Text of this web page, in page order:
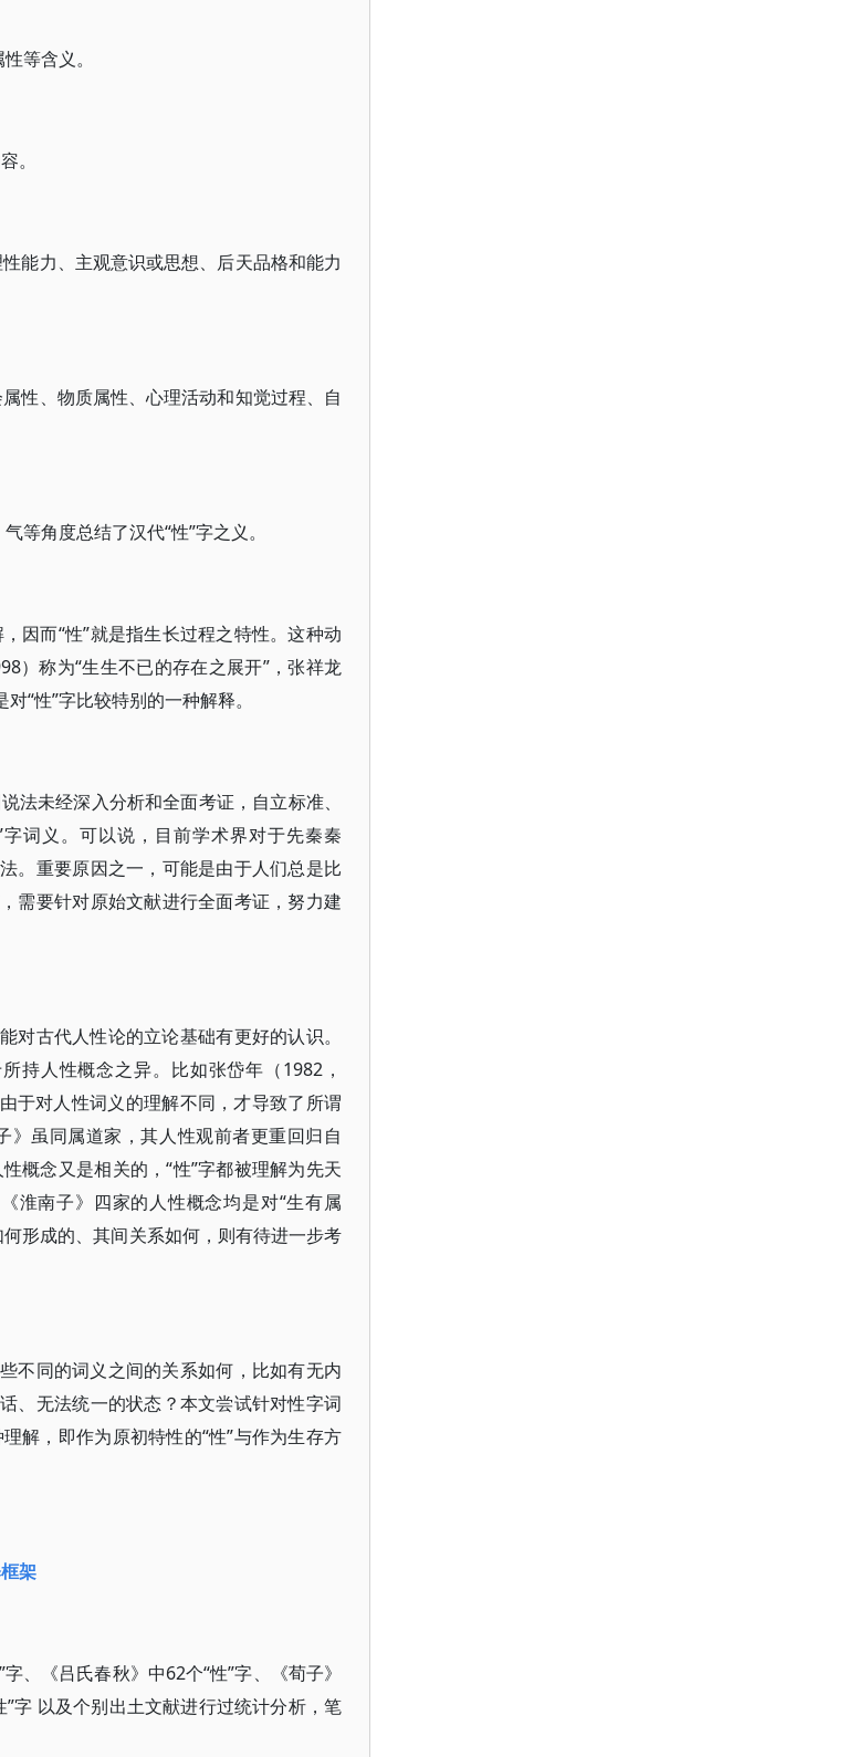
等含义。
。
能力、主观意识或思想、后天品格和能力
性、物质属性、心理活动和知觉过程、自
等角度总结了汉代“性”字之义。
因而“性”就是指生长过程之特性。这种动
）称为“生生不已的存在之展开”，张祥龙
“性”字比较特别的一种解释。
法未经深入分析和全面考证，自立标准、
词义。可以说，目前学术界对于先秦秦
。重要原因之一，可能是由于人们总是比
需要针对原始文献进行全面考证，努力建
对古代人性论的立论基础有更好的认识。
持人性概念之异。比如张岱年（1982，
于对人性词义的理解不同，才导致了所谓
虽同属道家，其人性观前者更重回归自
概念又是相关的，“性”字都被理解为先天
淮南子》四家的人性概念均是对“生有属
形成的、其间关系如何，则有待进一步考
不同的词义之间的关系如何，比如有无内
、无法统一的状态？本文尝试针对性字词
解，即作为原初特性的“性”与作为生存方
架
、《吕氏春秋》中62个“性”字、《荀子》
字 以及个别出土文献进行过统计分析，笔